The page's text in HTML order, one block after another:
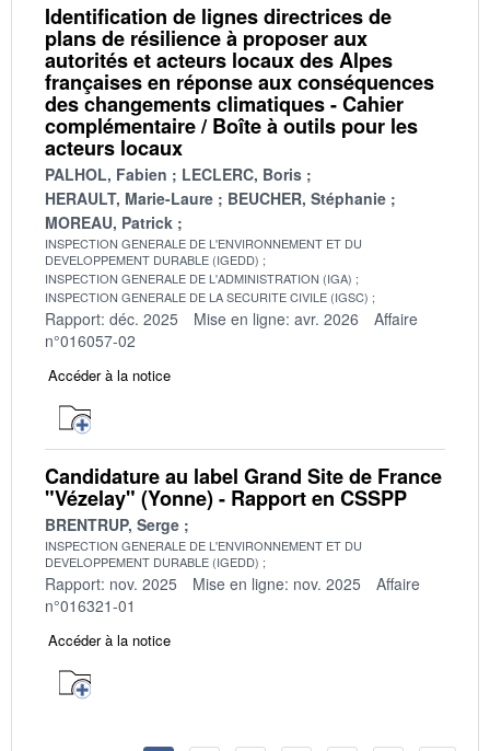
Identification de lignes directrices de
plans de résilience à proposer aux
autorités et acteurs locaux des Alpes
françaises en réponse aux conséquences
des changements climatiques - Cahier
complémentaire / Boîte à outils pour les
acteurs locaux
PALHOL, Fabien
LECLERC, Boris
HERAULT, Marie-Laure
BEUCHER, Stéphanie
MOREAU, Patrick
INSPECTION GENERALE DE L'ENVIRONNEMENT ET DU
DEVELOPPEMENT DURABLE (IGEDD)
INSPECTION GENERALE DE L'ADMINISTRATION (IGA)
INSPECTION GENERALE DE LA SECURITE CIVILE (IGSC)
Rapport: déc. 2025 Mise en ligne: avr. 2026
Affaire
n°016057-02
Accéder à la notice
Candidature au label Grand Site de France
"Vézelay" (Yonne) - Rapport en CSSPP
BRENTRUP, Serge
INSPECTION GENERALE DE L'ENVIRONNEMENT ET DU
DEVELOPPEMENT DURABLE (IGEDD)
Rapport: nov. 2025 Mise en ligne: nov. 2025
Affaire
n°016321-01
Accéder à la notice